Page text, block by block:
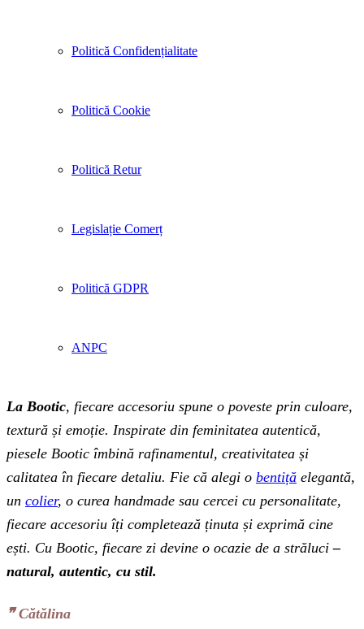
Politică Confidențialitate
Politică Cookie
Politică Retur
Legislație Comerț
Politică GDPR
ANPC
La Bootic, fiecare accesoriu spune o poveste prin culoare,
textură și emoție. Inspirate din feminitatea autentică,
piesele Bootic îmbină rafinamentul, creativitatea și
calitatea în fiecare detaliu. Fie că alegi o bentiță elegantă,
un colier, o curea handmade sau cercei cu personalitate,
fiecare accesoriu îți completează ținuta și exprimă cine
ești. Cu Bootic, fiecare zi devine o ocazie de a străluci –
natural, autentic, cu stil.
❞‬ Cătălina